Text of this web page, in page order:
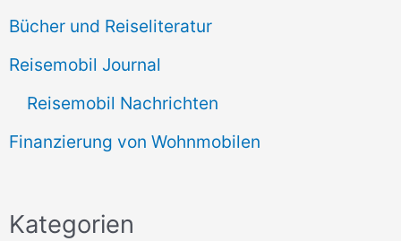
Bücher und Reiseliteratur
Reisemobil Journal
Reisemobil Nachrichten
Finanzierung von Wohnmobilen
Kategorien